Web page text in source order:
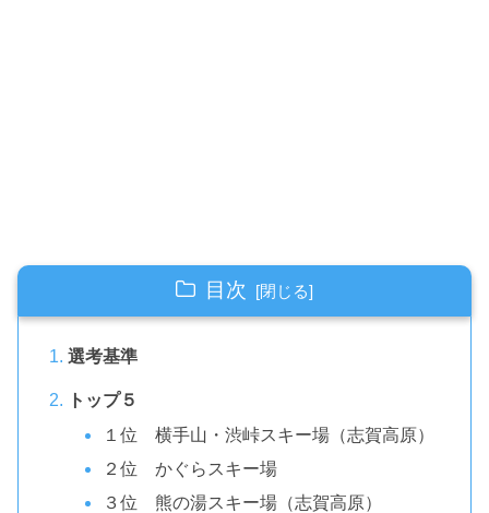
目次
選考基準
トップ５
１位 横手山・渋峠スキー場（志賀高原）
２位 かぐらスキー場
３位 熊の湯スキー場（志賀高原）